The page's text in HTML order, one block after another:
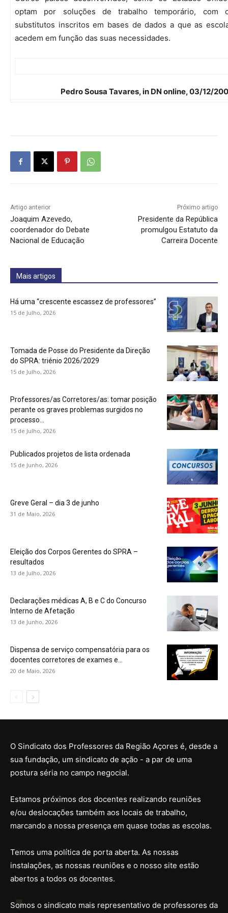
optam por soluções de trabalho temporário, com
substitutos inscritos em bases de dados a que as
acedem em função das suas necessidades.
Pedro Sousa Tavares, in DN online, 03/12/
Artigo anterior
Joaquim Azevedo,
coordenador do Debate
Nacional de Educação
Próximo artigo
Presidente da República
promulgou Estatuto da
Carreira Docente
Mais artigos
Há uma “crescente escassez de professores”
15 de Julho, 2026
Tomada de Posse do Presidente da Direção
do SPRA: triénio 2026/2029
15 de Julho, 2026
Professores/as Corretores/as: tomar posição
perante os graves problemas surgidos no
processo...
15 de Julho, 2026
Publicados projetos de lista ordenada
15 de Junho, 2026
Greve Geral – dia 3 de junho
31 de Maio, 2026
Eleição dos Corpos Gerentes do SPRA –
resultados
13 de Julho, 2026
Declarações médicas A, B e C do Concurso
Interno de Afetação
13 de Junho, 2026
Dispensa de serviço compensatória para os
docentes corretores de exames e...
20 de Maio, 2026
O Sindicato dos Professores da Região Açores é, desde a
sua fundação, um sindicato de ação - a par de uma
postura séria no campo negocial.
Estamos próximos dos docentes realizando reuniões
e/ou deslocações também aos locais de trabalho,
marcando a nossa presença em quase todas as escolas.
Temos uma política de porta aberta. As nossas
instalações, as nossas reuniões e o nosso site estão
abertos a todos os docentes.
Somos o sindicato mais representativo de professores da